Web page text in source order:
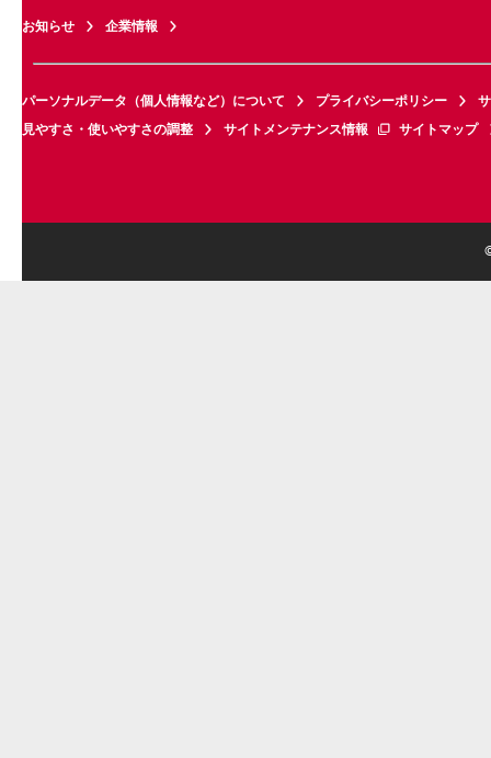
お知らせ 企業情報
パーソナルデータ（個人情報など）について プライバシーポリシー
見やすさ・使いやすさの調整
サイトメンテナンス情報 サイトマップ